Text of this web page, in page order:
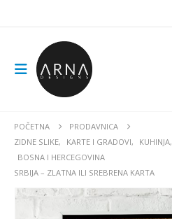
POČETNA
PRODAVNICA
ZIDNE SLIKE, KARTE I GRADOVI, KUHINJA,
BOSNA I HERCEGOVINA
SRBIJA – ZLATNA ILI SREBRENA KARTA